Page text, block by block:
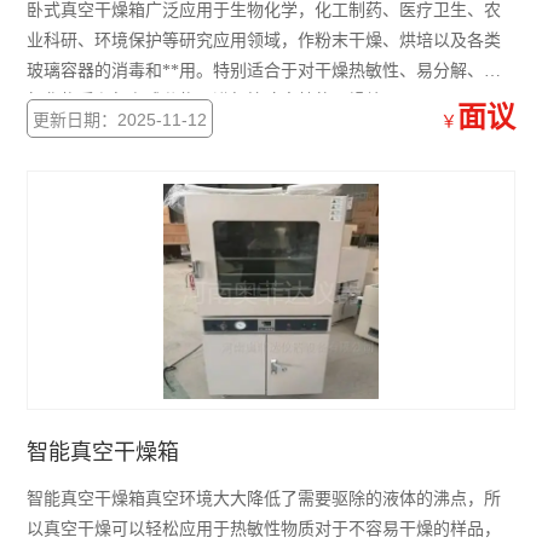
卧式真空干燥箱广泛应用于生物化学，化工制药、医疗卫生、农
业科研、环境保护等研究应用领域，作粉末干燥、烘培以及各类
玻璃容器的消毒和**用。特别适合于对干燥热敏性、易分解、易
氧化物质和复杂成分物品进行快速高效的干燥处理。
更新日期：2025-11-12 ￥ 面议
智能真空干燥箱
智能真空干燥箱真空环境大大降低了需要驱除的液体的沸点，所
以真空干燥可以轻松应用于热敏性物质对于不容易干燥的样品，